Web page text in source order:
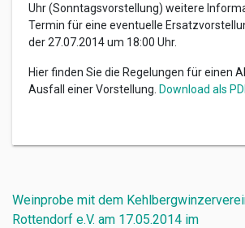
Uhr (Sonntagsvorstellung) weitere
Termin für eine eventuelle
der 27.07.2014 um 18:00 Uhr.
Hier finden Sie die Regelungen für einen
Ausfall einer Vorstellung. Download als
Beitragsnavigation
Weinprobe mit dem
Rottendorf e.V. am 17.05.2014 im